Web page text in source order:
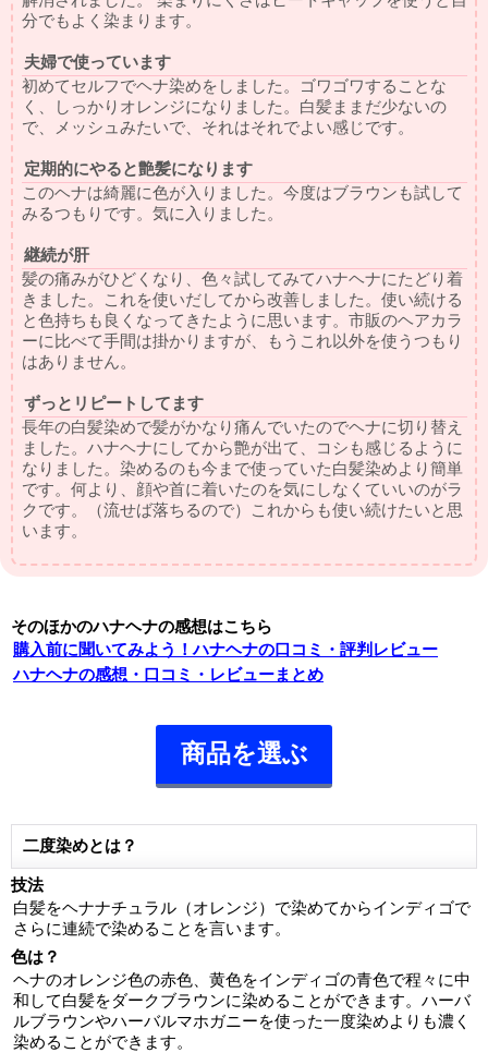
分でもよく染まります。
夫婦で使っています
初めてセルフでヘナ染めをしました。ゴワゴワすることな
く、しっかりオレンジになりました。白髪ままだ少ないの
で、メッシュみたいで、それはそれでよい感じです。
定期的にやると艶髪になります
このヘナは綺麗に色が入りました。今度はブラウンも試して
みるつもりです。気に入りました。
継続が肝
髪の痛みがひどくなり、色々試してみてハナヘナにたどり着
きました。これを使いだしてから改善しました。使い続ける
と色持ちも良くなってきたように思います。市販のヘアカラ
ーに比べて手間は掛かりますが、もうこれ以外を使うつもり
はありません。
ずっとリピートしてます
長年の白髪染めで髪がかなり痛んでいたのでヘナに切り替え
ました。ハナヘナにしてから艶が出て、コシも感じるように
なりました。染めるのも今まで使っていた白髪染めより簡単
です。何より、顔や首に着いたのを気にしなくていいのがラ
クです。（流せば落ちるので）これからも使い続けたいと思
います。
そのほかのハナヘナの感想はこちら
購入前に聞いてみよう！ハナヘナの口コミ・評判レビュー
ハナヘナの感想・口コミ・レビューまとめ
商品を選ぶ
二度染めとは？
技法
白髪をヘナナチュラル（オレンジ）で染めてからインディゴで
さらに連続で染めることを言います。
色は？
ヘナのオレンジ色の赤色、黄色をインディゴの青色で程々に中
和して白髪をダークブラウンに染めることができます。ハーバ
ルブラウンやハーバルマホガニーを使った一度染めよりも濃く
染めることができます。